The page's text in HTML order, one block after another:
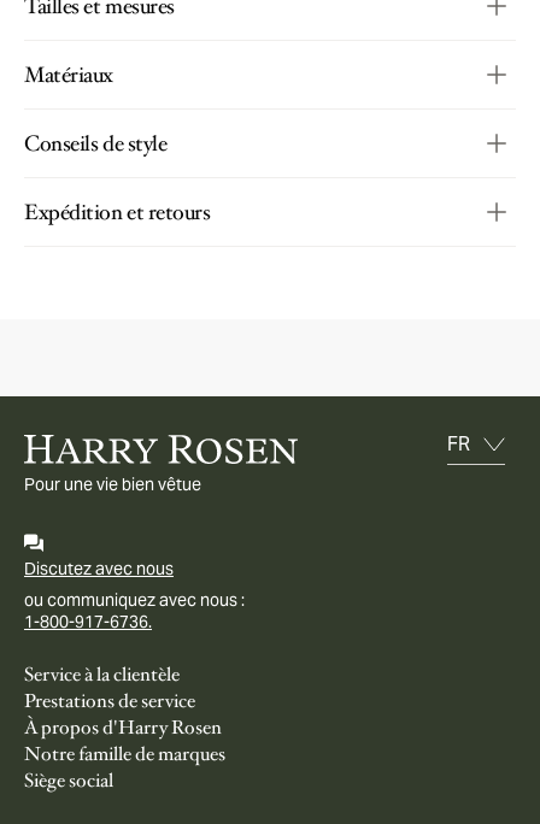
Matériaux
Conseils de style
Expédition et retours
Pour une vie bien vêtue
Discutez avec nous
ou communiquez avec nous :
1-800-917-6736.
Service à la clientèle
Prestations de service
À propos d'Harry Rosen
Notre famille de marques
Siège social